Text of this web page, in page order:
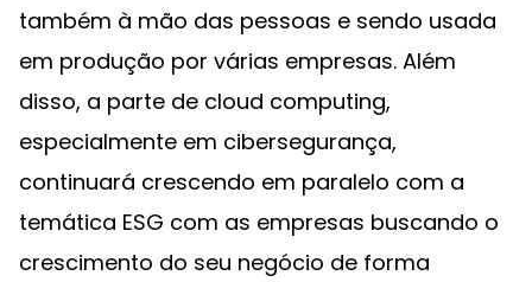
também à mão das pessoas e sendo usada
em produção por várias empresas. Além
disso, a parte de cloud computing,
especialmente em cibersegurança,
continuará crescendo em paralelo com a
temática ESG com as empresas buscando o
crescimento do seu negócio de forma